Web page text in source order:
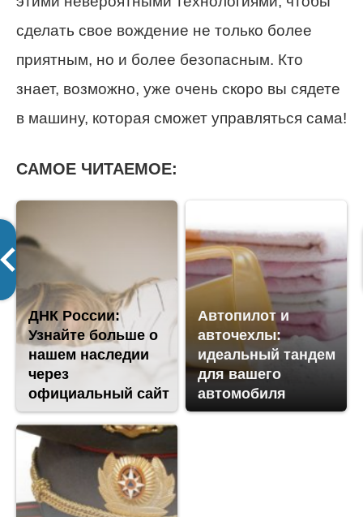
сделать свое вождение не только более
приятным, но и более безопасным. Кто
знает, возможно, уже очень скоро вы сядете
в машину, которая сможет управляться сама!
САМОЕ ЧИТАЕМОЕ:
ДНК России:
Узнайте больше о
нашем наследии
через
официальный сайт
Автопилот и
авточехлы:
идеальный тандем
для вашего
автомобиля